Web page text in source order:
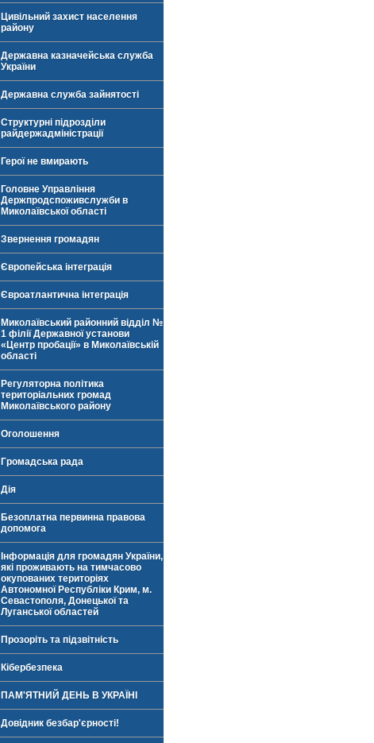
Цивільний захист населення
району
Державна казначейська служба
України
Державна служба зайнятості
Структурні підрозділи
райдержадміністрації
Герої не вмирають
Головне Управління
Держпродспоживслужби в
Миколаївської області
Звернення громадян
Європейська інтеграція
Євроатлантична інтеграція
Миколаївський районний відділ №
1 філії Державної установи
«Центр пробації» в Миколаївській
області
Регуляторна політика
територіальних громад
Миколаївського району
Оголошення
Громадська рада
Дія
Безоплатна первинна правова
допомога
Інформація для громадян України,
які проживають на тимчасово
окупованих територіях
Автономної Республіки Крим, м.
Севастополя, Донецької та
Луганської областей
Прозоріть та підзвітність
Кібербезпека
ПАМ'ЯТНИЙ ДЕНЬ В УКРАЇНІ
Довідник безбар'єрності!